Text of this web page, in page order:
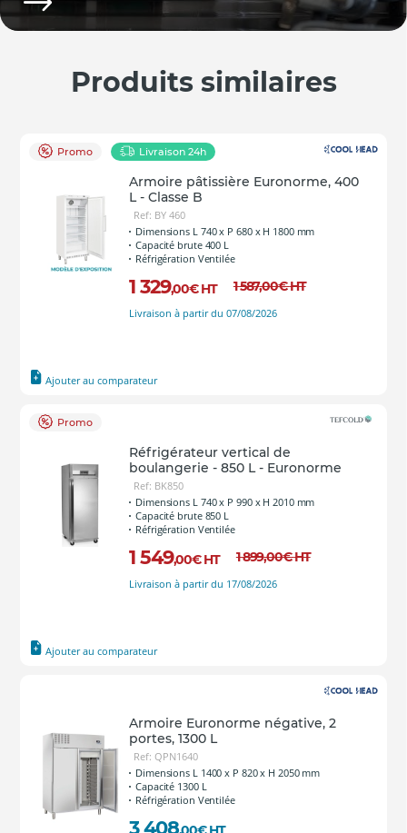
Produits similaires
Promo Livraison 24h
Armoire pâtissière Euronorme, 400
L - Classe B
Ref: BY 460
Dimensions L 740 x P 680 x H 1800 mm
Capacité brute 400 L
Réfrigération Ventilée
1 329,00€ HT 1 587,00€HT
Livraison à partir du 07/08/2026
Ajouter au comparateur
Promo
Réfrigérateur vertical de
boulangerie - 850 L - Euronorme
Ref: BK850
Dimensions L 740 x P 990 x H 2010 mm
Capacité brute 850 L
Réfrigération Ventilée
1 549,00€ HT 1 899,00€HT
Livraison à partir du 17/08/2026
Ajouter au comparateur
Armoire Euronorme négative, 2
portes, 1300 L
Ref: QPN1640
Dimensions L 1400 x P 820 x H 2050 mm
Capacité 1300 L
Réfrigération Ventilée
3 408